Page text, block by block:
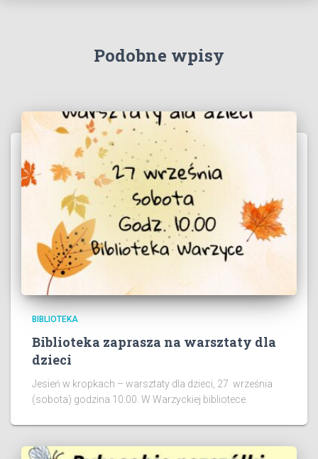
Podobne wpisy
BIBLIOTEKA
Biblioteka zaprasza na warsztaty dla
dzieci
Jesień w kropkach – warsztaty dla dzieci, 27 września
(sobota) godzina 10:00. W Warzyckiej bibliotece.